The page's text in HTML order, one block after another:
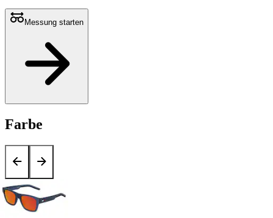
Messung starten
Farbe